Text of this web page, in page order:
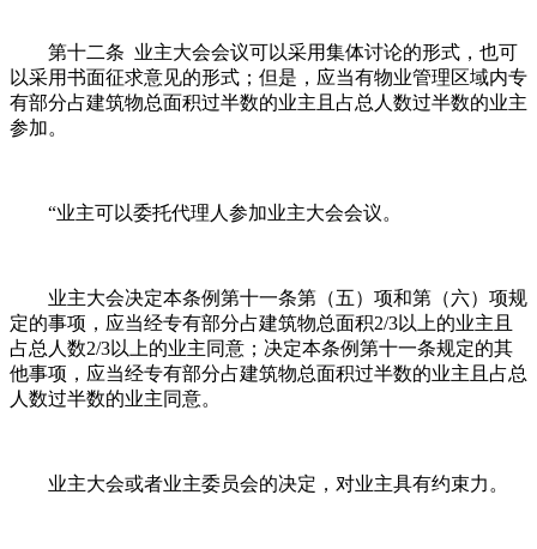
第十二条 业主大会会议可以采用集体讨论的形式，也可
以采用书面征求意见的形式；但是，应当有物业管理区域内专
有部分占建筑物总面积过半数的业主且占总人数过半数的业主
参加。
“业主可以委托代理人参加业主大会会议。
业主大会决定本条例第十一条第（五）项和第（六）项规
定的事项，应当经专有部分占建筑物总面积2/3以上的业主且
占总人数2/3以上的业主同意；决定本条例第十一条规定的其
他事项，应当经专有部分占建筑物总面积过半数的业主且占总
人数过半数的业主同意。
业主大会或者业主委员会的决定，对业主具有约束力。